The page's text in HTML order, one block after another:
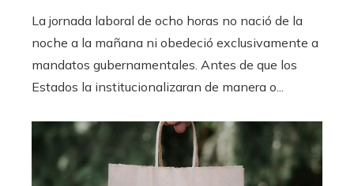
La jornada laboral de ocho horas no nació de la
noche a la mañana ni obedeció exclusivamente a
mandatos gubernamentales. Antes de que los
Estados la institucionalizaran de manera o...